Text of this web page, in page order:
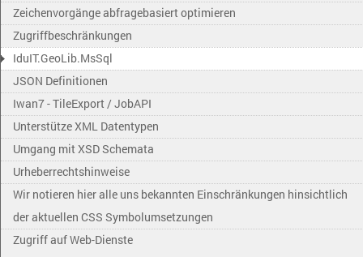
Zeichenvorgänge abfragebasiert optimieren
Zugriffbeschränkungen
IduIT.GeoLib.MsSql
JSON Definitionen
Iwan7 - TileExport / JobAPI
Unterstütze XML Datentypen
Umgang mit XSD Schemata
Urheberrechtshinweise
Wir notieren hier alle uns bekannten Einschränkungen hinsichtlich
der aktuellen CSS Symbolumsetzungen
Zugriff auf Web-Dienste